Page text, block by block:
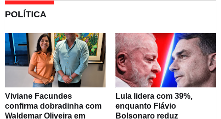
POLÍTICA
Viviane Facundes
confirma dobradinha com
Waldemar Oliveira em
Lula lidera com 39%,
enquanto Flávio
Bolsonaro reduz